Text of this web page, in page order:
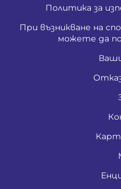
Политика за
При възникване на
можете да